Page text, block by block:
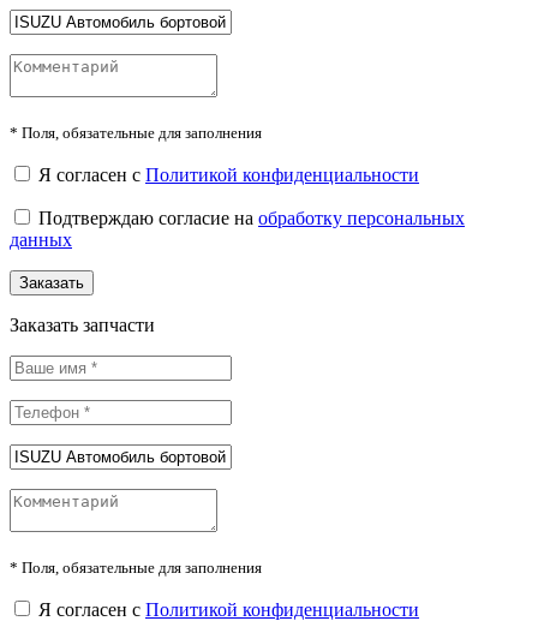
* Поля, обязательные для заполнения
Я согласен с Политикой конфиденциальности
Подтверждаю согласие на обработку персональных
данных
Заказать
Заказать запчасти
* Поля, обязательные для заполнения
Я согласен с Политикой конфиденциальности